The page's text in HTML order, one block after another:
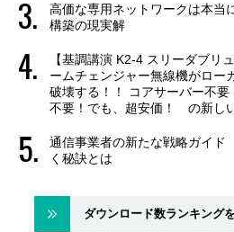
高価な専用ネットワークは本当
構築の現実解
【基調講演 K2-4 スリーダブリ
ームチェンジャー無線機がロー
破壊する！！ コアサーバー不
不要！でも、超安価！ の新し
通信事業者の新たな戦略ガイ
く秘訣とは
ダウンロード数ランキング